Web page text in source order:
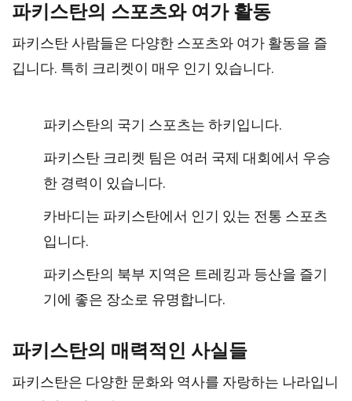
파키스탄의 스포츠와 여가 활동
파키스탄 사람들은 다양한 스포츠와 여가 활동을 즐
깁니다. 특히 크리켓이 매우 인기 있습니다.
파키스탄의 국기 스포츠는 하키입니다.
파키스탄 크리켓 팀은 여러 국제 대회에서 우승
한 경력이 있습니다.
카바디는 파키스탄에서 인기 있는 전통 스포츠
입니다.
파키스탄의 북부 지역은 트레킹과 등산을 즐기
기에 좋은 장소로 유명합니다.
파키스탄의 매력적인 사실들
파키스탄은 다양한 문화와 역사를 자랑하는 나라입니